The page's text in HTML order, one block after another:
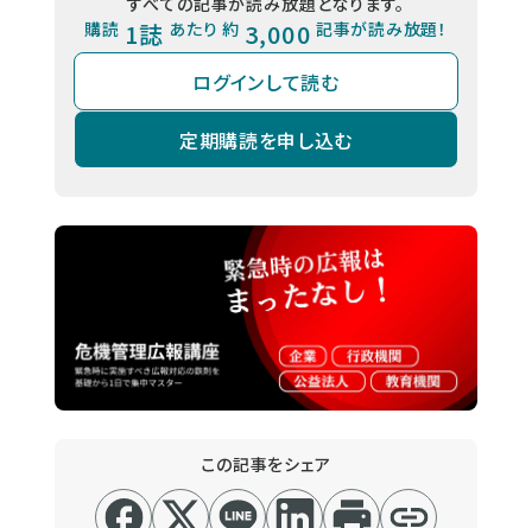
購読 1誌 あたり 約 3,000 記事が読み放題！
ログインして読む
定期購読を申し込む
この記事をシェア